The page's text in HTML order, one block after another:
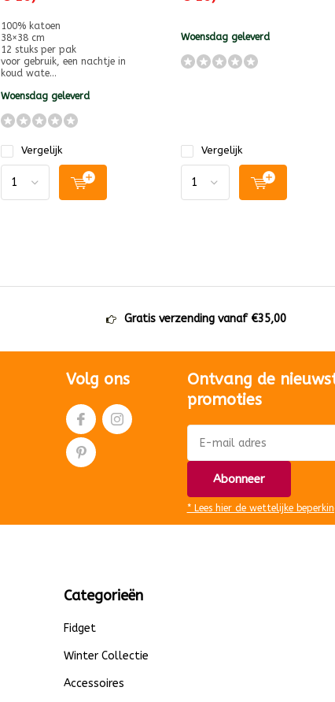
100% katoen
38×38 cm
12 stuks per pak
voor gebruik, een nachtje in
koud wate...
Woensdag geleverd
Vergelijk
Woensdag geleverd
Vergelijk
Gratis verzending vanaf €35,00
Volg ons
Ontvang de
promoties
Abonneer
* Lees hier de wettelijke
Categorieën
Fidget
Winter Collectie
Accessoires